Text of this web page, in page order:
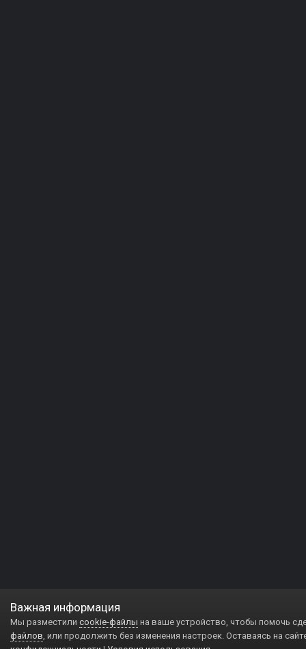
Важная информация
Мы разместили cookie-файлы на ваше устройство, чтобы помочь
файлов, или продолжить без изменения настроек. Оставаясь на